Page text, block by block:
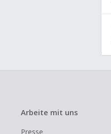
Arbeite mit uns
Presse